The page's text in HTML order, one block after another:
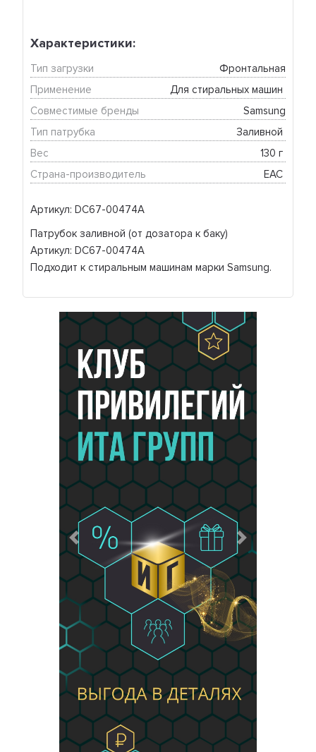
Артикул: DC67-00474A
Патрубок заливной (от дозатора к баку)
Артикул: DC67-00474A
Подходит к стиральным машинам марки Samsung.
Характеристики:
Тип загрузки
Фронтальная
Применение
Для стиральных машин
Совместимые бренды
Samsung
Тип патрубка
Заливной
Вес
130 г
Страна-производитель
EAC
Предыдущий Следующий